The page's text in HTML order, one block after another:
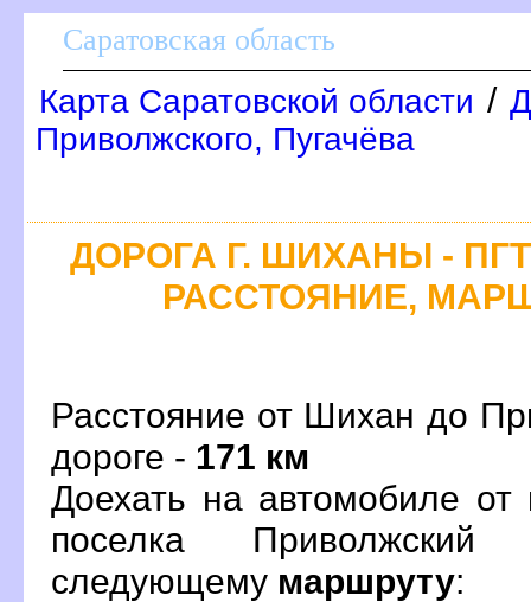
Саратовская область
Карта Саратовской области /
Приволжского, Пугачёва
ДОРОГА Г. ШИХАНЫ -
РАССТОЯНИЕ,
Расстояние от Шихан до
дороге - 171 км
Доехать на автомобиле
поселка
следующему маршруту: